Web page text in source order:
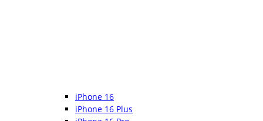
iPhone 16
iPhone 16 Plus